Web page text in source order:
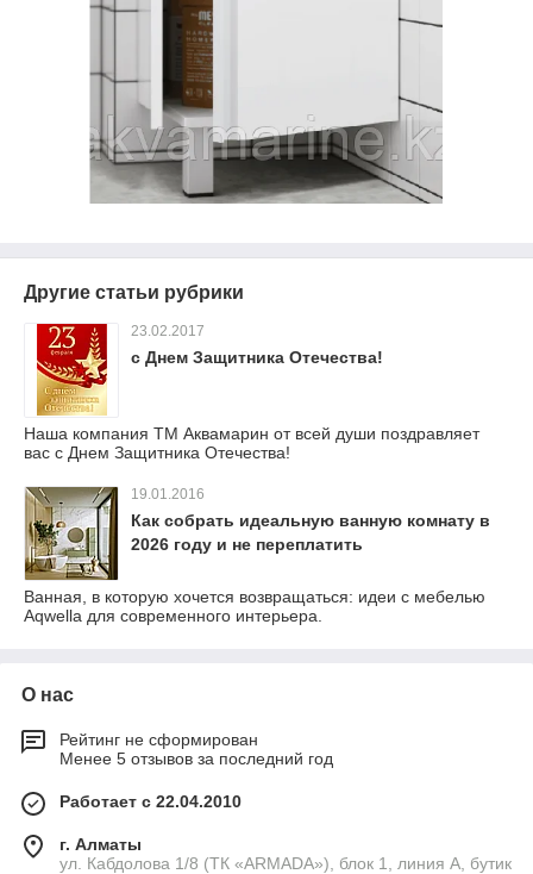
Другие статьи рубрики
23.02.2017
с Днем Защитника Отечества!
Наша компания ТМ Аквамарин от всей души поздравляет
вас с Днем Защитника Отечества!
19.01.2016
Как собрать идеальную ванную комнату в
2026 году и не переплатить
Ванная, в которую хочется возвращаться: идеи с мебелью
Aqwella для современного интерьера.
О нас
Рейтинг не сформирован
Менее 5 отзывов за последний год
Работает с 22.04.2010
г. Алматы
ул. Кабдолова 1/8 (ТК «ARMADA»), блок 1, линия А, бутик